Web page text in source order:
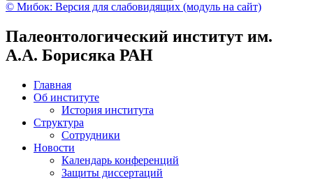
© Мибок: Версия для слабовидящих (модуль на сайт)
Палеонтологический институт им.
А.А. Борисяка РАН
Главная
Об институте
История института
Структура
Сотрудники
Новости
Календарь конференций
Защиты диссертаций